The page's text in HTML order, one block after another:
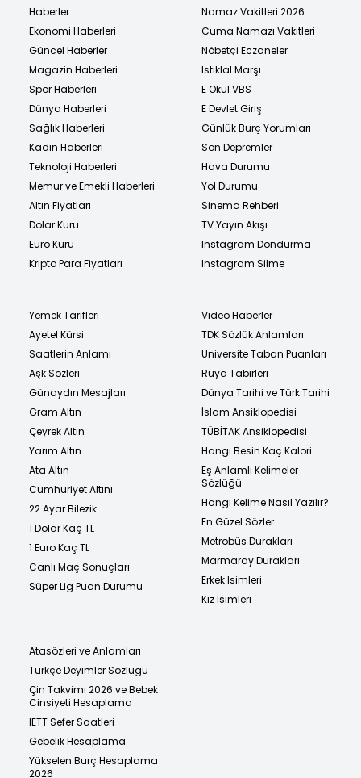
Haberler
Ekonomi Haberleri
Güncel Haberler
Magazin Haberleri
Spor Haberleri
Dünya Haberleri
Sağlık Haberleri
Kadın Haberleri
Teknoloji Haberleri
Memur ve Emekli Haberleri
Altın Fiyatları
Dolar Kuru
Euro Kuru
Kripto Para Fiyatları
Namaz Vakitleri 2026
Cuma Namazı Vakitleri
Nöbetçi Eczaneler
İstiklal Marşı
E Okul VBS
E Devlet Giriş
Günlük Burç Yorumları
Son Depremler
Hava Durumu
Yol Durumu
Sinema Rehberi
TV Yayın Akışı
Instagram Dondurma
Instagram Silme
Yemek Tarifleri
Ayetel Kürsi
Saatlerin Anlamı
Aşk Sözleri
Günaydın Mesajları
Gram Altın
Çeyrek Altın
Yarım Altın
Ata Altın
Cumhuriyet Altını
22 Ayar Bilezik
1 Dolar Kaç TL
1 Euro Kaç TL
Canlı Maç Sonuçları
Süper Lig Puan Durumu
Video Haberler
TDK Sözlük Anlamları
Üniversite Taban Puanları
Rüya Tabirleri
Dünya Tarihi ve Türk Tarihi
İslam Ansiklopedisi
TÜBİTAK Ansiklopedisi
Hangi Besin Kaç Kalori
Eş Anlamlı Kelimeler
Sözlüğü
Hangi Kelime Nasıl Yazılır?
En Güzel Sözler
Metrobüs Durakları
Marmaray Durakları
Erkek İsimleri
Kız İsimleri
Atasözleri ve Anlamları
Türkçe Deyimler Sözlüğü
Çin Takvimi 2026 ve Bebek
Cinsiyeti Hesaplama
İETT Sefer Saatleri
Gebelik Hesaplama
Yükselen Burç Hesaplama
2026